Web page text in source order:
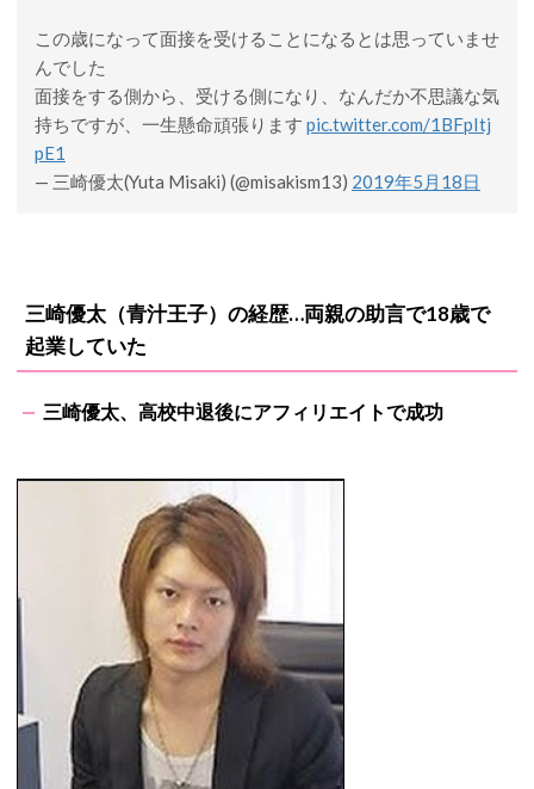
この歳になって面接を受けることになるとは思っていませ
んでした
面接をする側から、受ける側になり、なんだか不思議な気
持ちですが、一生懸命頑張ります pic.twitter.com/1BFpItj
pE1
— 三崎優太(Yuta Misaki) (@misakism13) 2019年5月18日
三崎優太（青汁王子）の経歴…両親の助言で18歳で
起業していた
三崎優太、高校中退後にアフィリエイトで成功